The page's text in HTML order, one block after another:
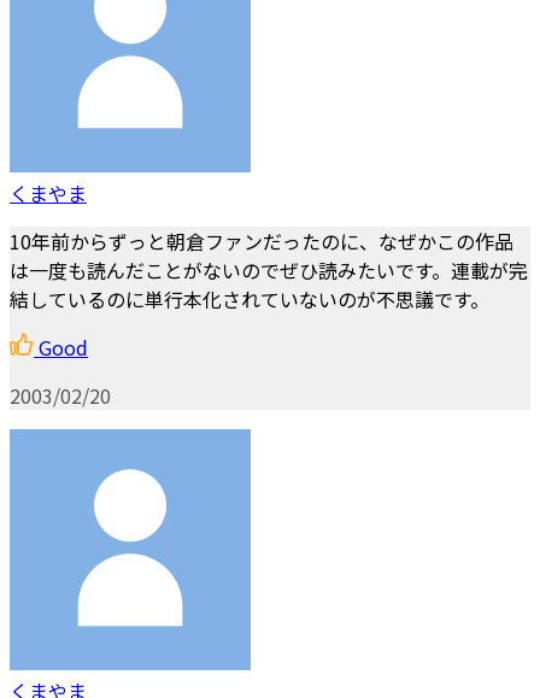
くまやま
10年前からずっと朝倉ファンだったのに、なぜかこの作品
は一度も読んだことがないのでぜひ読みたいです。連載が完
結しているのに単行本化されていないのが不思議です。
Good
2003/02/20
くまやま